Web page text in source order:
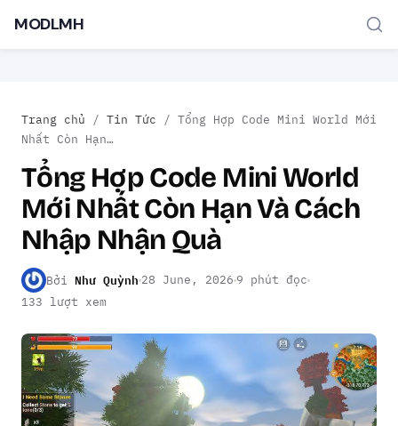
TÌM KIẾM PHỔ BIẾN
MOD APK Game offline Ứng dụng miễn phí
MODLMH
Trang chủ / Tin Tức / Tổng Hợp Code Mini World Mới
Nhất Còn Hạn…
Tổng Hợp Code Mini World
Mới Nhất Còn Hạn Và Cách
Nhập Nhận Quà
Bởi Như Quỳnh 28 June, 2026 9 phút đọc
133 lượt xem